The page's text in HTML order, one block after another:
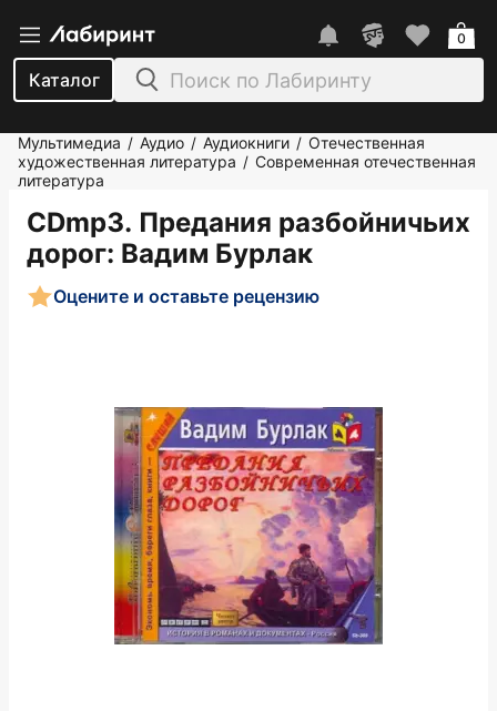
Каталог
0
Мультимедиа / Аудио / Аудиокниги / Отечественная
художественная литература / Современная отечественная
литература
CDmp3. Предания разбойничьих
дорог: Вадим Бурлак
Оцените и оставьте рецензию